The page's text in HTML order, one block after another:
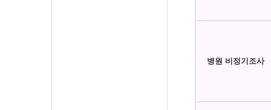
병원 비정기조사